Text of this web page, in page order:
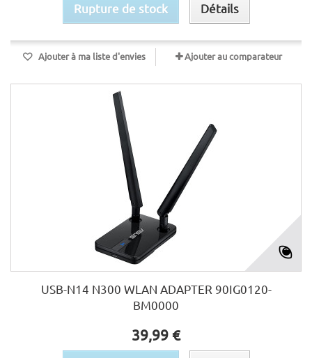
Rupture de stock Détails
Ajouter à ma liste d'envies Ajouter au comparateur
USB-N14 N300 WLAN ADAPTER 90IG0120-
BM0000
39,99 €